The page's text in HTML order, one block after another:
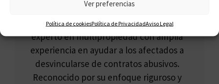
Ver preferencias
Política de cookiesPolítica de PrivacidadAviso Legal
Francisco Claros, conocido como el
"Defensor del Multipropietario", es un
experto en multipropiedad con amplia
experiencia en ayudar a los afectados a
desvincularse de contratos abusivos.
Reconocido por su enfoque riguroso y